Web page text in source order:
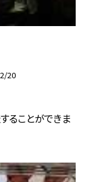
20
ることができま